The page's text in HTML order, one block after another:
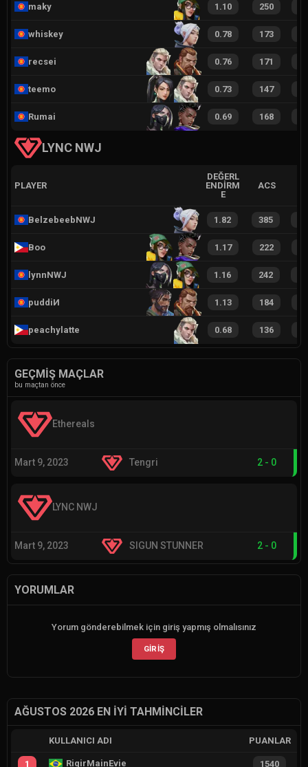
maky 1.10 250
whiskey 0.78 173
recsei 0.76 171
teemo 0.73 147
Rumai 0.69 168
LYNC NWJ
PLAYER
DEĞERL
ENDIRM
E
ACS
BelzebeebNWJ 1.82 385
Boo 1.17 222
lynnNWJ 1.16 242
puddiИ 1.13 184
peachylatte 0.68 136
GEÇMIŞ MAÇLAR
bu maçtan önce
Ethereals
Mart 9, 2023 Tengri 2 - 0
LYNC NWJ
Mart 9, 2023 SIGUN STUNNER 2 - 0
YORUMLAR
Yorum gönderebilmek için giriş yapmış olmalısınız
GIRIŞ
AĞUSTOS 2026 EN İYI TAHMINCILER
KULLANICI ADI PUANLAR
1 RiqirMainEvie 1540